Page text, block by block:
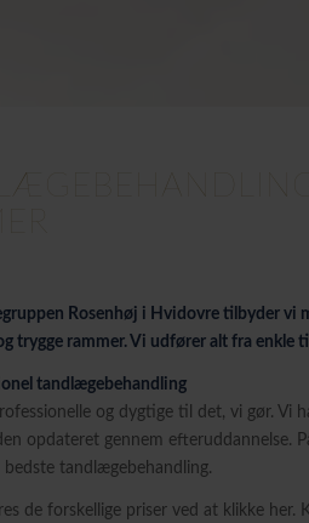
Rosenhøj i Hvidovre tilbyder vi
trygge rammer. Vi udfører alt fra enkle
tandlægebehandling
og dygtige til det, vi gør. Vi
opdateret gennem efteruddannelse.
tandlægebehandling.
de forskellige priser ved at klikke